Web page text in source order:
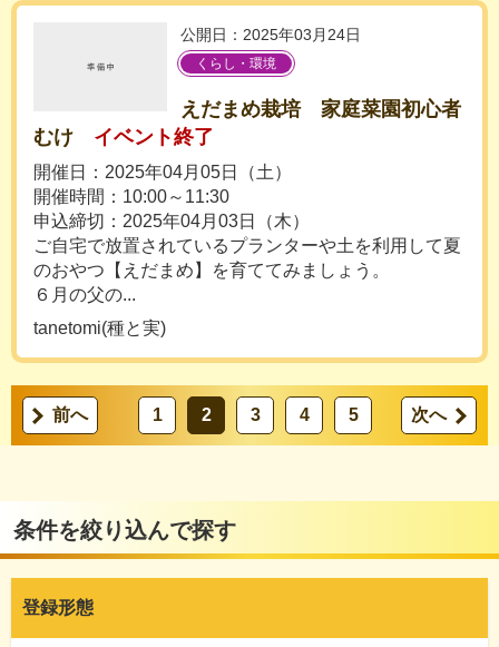
公開日：2025年03月24日
くらし・環境
えだまめ栽培 家庭菜園初心者
むけ
イベント終了
開催日：2025年04月05日（土）
開催時間：10:00～11:30
申込締切：2025年04月03日（木）
ご自宅で放置されているプランターや土を利用して夏
のおやつ【えだまめ】を育ててみましょう。
６月の父の...
tanetomi(種と実)
前へ 1 2 3 4 5 次へ
条件を絞り込んで探す
登録形態